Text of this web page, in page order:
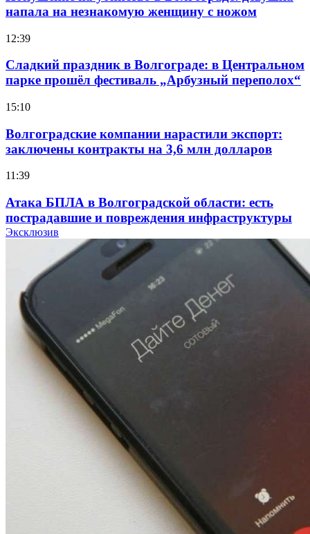
напала на незнакомую женщину с ножом
12:39
Сладкий праздник в Волгограде: в Центральном
парке прошёл фестиваль „Арбузный переполох“
15:10
Волгоградские компании нарастили экспорт:
заключены контракты на 3,6 млн долларов
11:39
Атака БПЛА в Волгоградской области: есть
пострадавшие и повреждения инфраструктуры
Волгоградские вузы в топе зарплатного
рейтинга: ВолгГТУ и ВолгГМУ вошли в топ‑15
для химической отрасли и фармацевтики
18:39
В Красноармейском районе Волгограда стартует
конкурс на ремонт моста через Волго‑Донской
судоходный канал
Фестиваль #ТриЧетыре в Волгограде пройдёт
11–13 сентября в рамках Года единства народов
Эксклюзив